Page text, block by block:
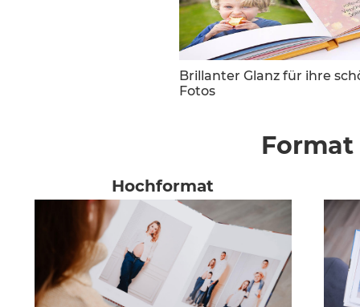
Brillanter Glanz für ihre
Fotos
Format
Hochformat